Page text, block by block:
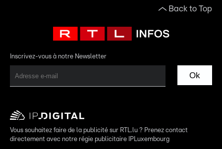
Back to Top
Inscrivez-vous à notre Newsletter
Ok
Vous souhaitez faire de la publicité sur RTL.lu ? Prenez contact
directement avec notre régie publicitaire IPLuxembourg